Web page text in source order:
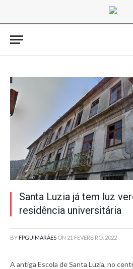
Santa Luzia já tem luz
residência universitária
BY FPGUIMARÃES ON 21 FEVEREIRO, 2022
A antiga Escola de Santa Luzia, no